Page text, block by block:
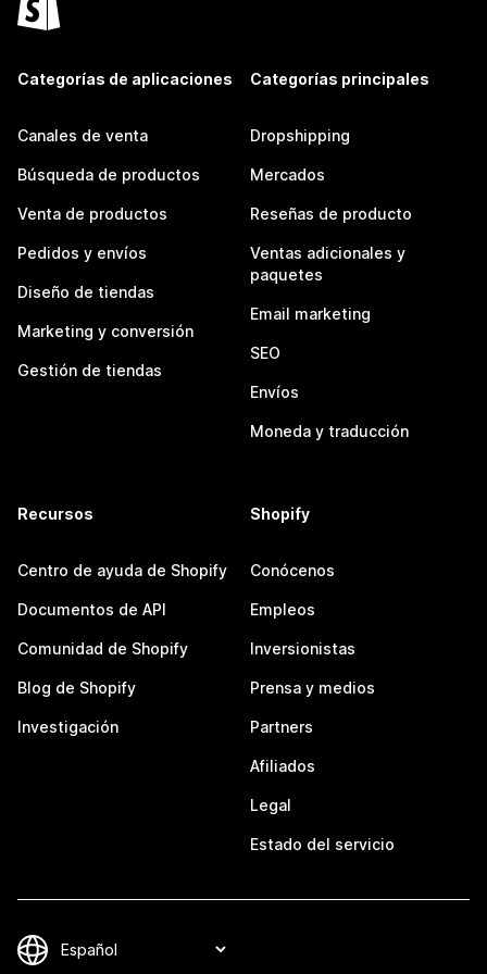
Categorías de aplicaciones
Canales de venta
Búsqueda de productos
Venta de productos
Pedidos y envíos
Diseño de tiendas
Marketing y conversión
Gestión de tiendas
Categorías principales
Dropshipping
Mercados
Reseñas de producto
Ventas adicionales y
paquetes
Email marketing
SEO
Envíos
Moneda y traducción
Recursos
Centro de ayuda de Shopify
Documentos de API
Comunidad de Shopify
Blog de Shopify
Investigación
Shopify
Conócenos
Empleos
Inversionistas
Prensa y medios
Partners
Afiliados
Legal
Estado del servicio